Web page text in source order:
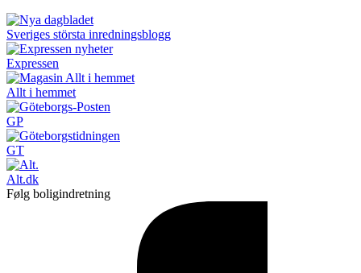
Sveriges största inredningsblogg
Expressen
Allt i hemmet
GP
GT
Alt.dk
Følg boligindretning